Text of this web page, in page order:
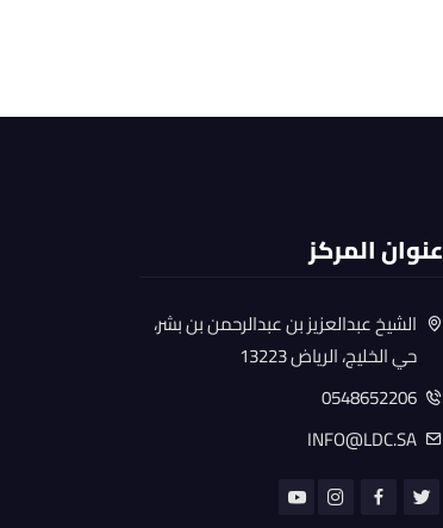
عنوان المركز
الشيخ عبدالعزيز بن عبدالرحمن بن بشر،
حي الخليج، الرياض 13223
0548652206
INFO@LDC.SA